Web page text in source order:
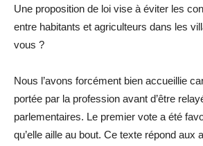
Une proposition de loi vise à éviter les
entre habitants et agriculteurs dans les
vous ?
Nous l’avons forcément bien accueillie
portée par la profession avant d’être
parlementaires. Le premier vote a été
qu’elle aille au bout. Ce texte répond aux